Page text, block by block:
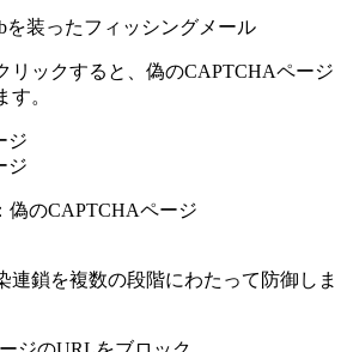
を装ったフィッシングメール
リックすると、偽のCAPTCHAページ
。
偽のCAPTCHAページ
連鎖を複数の段階にわたって防御しま